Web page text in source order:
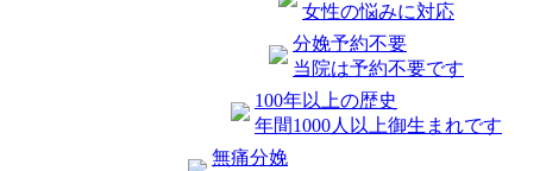
女性の悩みに対応
分娩予約不要
当院は予約不要です
100年以上の歴史
年間1000人以上御生まれです
無痛分娩